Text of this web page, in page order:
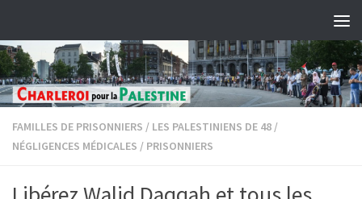
FAMILLES DE PRISONNIERS / LES PALESTINIENS DE 48 /
NÉGLIGENCES MÉDICALES / PRISONNIERS